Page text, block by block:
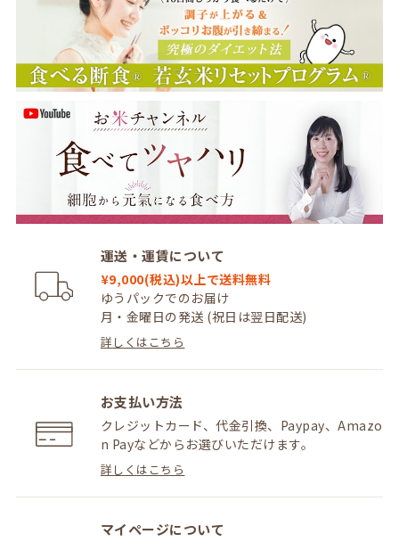
運送・運賃について
¥9,000(税込)以上で送料無料
ゆうパックでのお届け
月・金曜日の発送 (祝日は翌日配送)
詳しくはこちら
お支払い方法
クレジットカード、代金引換、Paypay、Amazo
n Payなどからお選びいただけます。
詳しくはこちら
マイページについて